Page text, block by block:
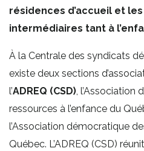
résidences d’accueil et
intermédiaires tant à
À la Centrale des syndicats
existe deux sections
l’ADREQ (CSD), l’Association
ressources à l’enfance du
l’Association démocratique
Québec. L’ADREQ (CSD)